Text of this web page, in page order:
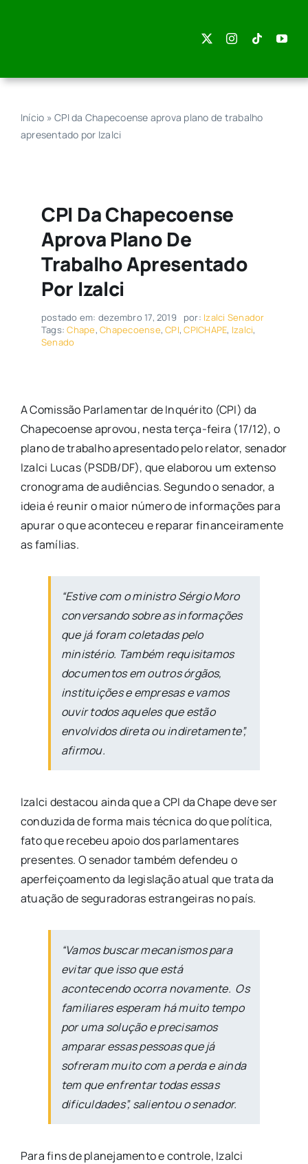
Início »CPI da Chapecoense aprova plano de trabalho
apresentado por Izalci
CPI Da Chapecoense
Aprova Plano De
Trabalho Apresentado
Por Izalci
postado em: dezembro 17, 2019 por: Izalci Senador
Tags:Chape,Chapecoense,CPI,CPICHAPE, Izalci,
Senado
A Comissão Parlamentar de Inquérito (CPI) da
Chapecoense aprovou, nesta terça-feira (17/12), o
plano de trabalho apresentado pelo relator, senador
Izalci Lucas (PSDB/DF), que elaborou um extenso
cronograma de audiências. Segundo o senador, a
ideia é reunir o maior número de informações para
apurar o que aconteceu e reparar financeiramente
as famílias.
“Estive com o ministro Sérgio Moro
conversando sobre as informações
que já foram coletadas pelo
ministério. Também requisitamos
documentos em outros órgãos,
instituições e empresas e vamos
ouvir todos aqueles que estão
envolvidos direta ou indiretamente”,
afirmou.
Izalci destacou ainda que a CPI da Chape deve ser
conduzida de forma mais técnica do que política,
fato que recebeu apoio dos parlamentares
presentes. O senador também defendeu o
aperfeiçoamento da legislação atual que trata da
atuação de seguradoras estrangeiras no país.
“Vamos buscar mecanismos para
evitar que isso que está
acontecendo ocorra novamente. Os
familiares esperam há muito tempo
por uma solução e precisamos
amparar essas pessoas que já
sofreram muito com a perda e ainda
tem que enfrentar todas essas
dificuldades”, salientou o senador.
Para fins de planejamento e controle, Izalci